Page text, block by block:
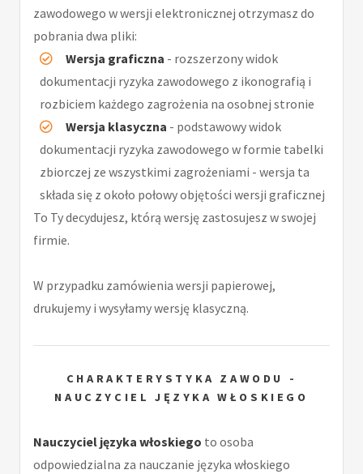
zawodowego w wersji elektronicznej otrzymasz do
pobrania dwa pliki:
Wersja graficzna - rozszerzony widok
dokumentacji ryzyka zawodowego z ikonografią i
rozbiciem każdego zagrożenia na osobnej stronie
Wersja klasyczna - podstawowy widok
dokumentacji ryzyka zawodowego w formie tabelki
zbiorczej ze wszystkimi zagrożeniami - wersja ta
składa się z około połowy objętości wersji graficznej
To Ty decydujesz, którą wersję zastosujesz w swojej
firmie.
W przypadku zamówienia wersji papierowej,
drukujemy i wysyłamy wersję klasyczną.
CHARAKTERYSTYKA ZAWODU -
NAUCZYCIEL JĘZYKA WŁOSKIEGO
Nauczyciel języka włoskiego to osoba
odpowiedzialna za nauczanie języka włoskiego